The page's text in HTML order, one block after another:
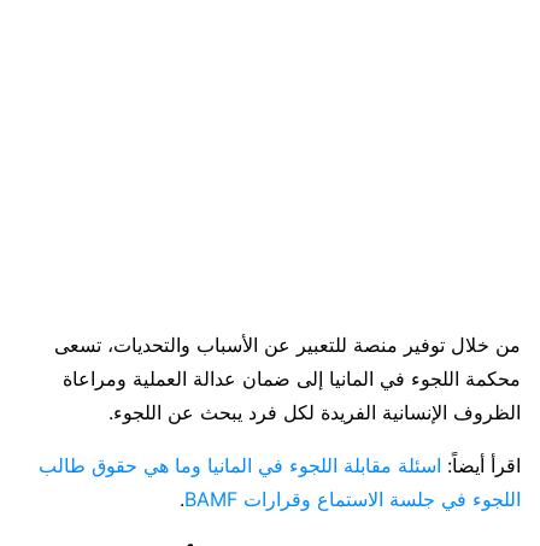
من خلال توفير منصة للتعبير عن الأسباب والتحديات، تسعى
محكمة اللجوء في المانيا إلى ضمان عدالة العملية ومراعاة
الظروف الإنسانية الفريدة لكل فرد يبحث عن اللجوء.
اقرأ أيضاً: اسئلة مقابلة اللجوء في المانيا وما هي حقوق طالب
اللجوء في جلسة الاستماع وقرارات BAMF
.